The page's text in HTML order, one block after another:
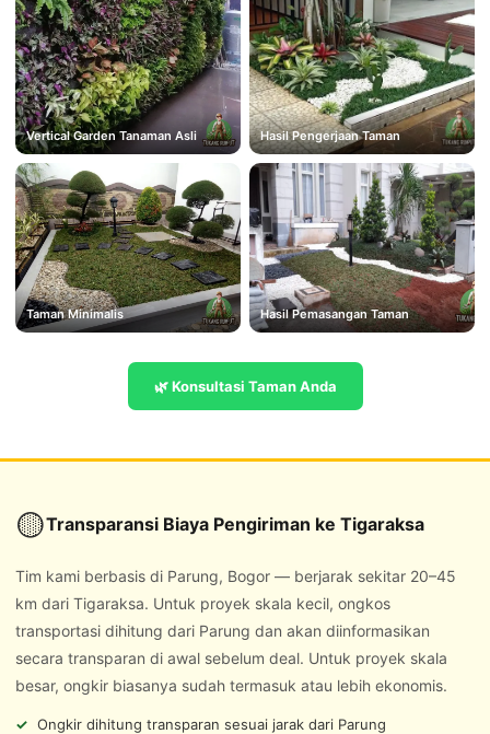
Vertical Garden Tanaman Asli Hasil Pengerjaan Taman
Taman Minimalis Hasil Pemasangan Taman
🌿 Konsultasi Taman Anda
🟡Transparansi Biaya Pengiriman ke Tigaraksa
Tim kami berbasis di Parung, Bogor — berjarak sekitar 20–45
km dari Tigaraksa. Untuk proyek skala kecil, ongkos
transportasi dihitung dari Parung dan akan diinformasikan
secara transparan di awal sebelum deal. Untuk proyek skala
besar, ongkir biasanya sudah termasuk atau lebih ekonomis.
Ongkir dihitung transparan sesuai jarak dari Parung